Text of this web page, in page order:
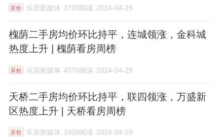
原创 乐居新媒体 3703阅读 2024-04-29
槐荫二手房均价环比持平，连城领涨，金科城
热度上升 | 槐荫看房周榜
原创 乐居新媒体 4578阅读 2024-04-29
天桥二手房均价环比持平，联四领涨，万盛新
区热度上升 | 天桥看房周榜
原创 乐居新媒体 3938阅读 2024-04-29